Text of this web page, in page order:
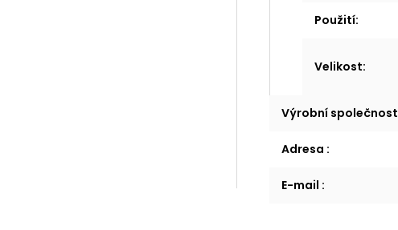
Použití:
Velikost:
Výrobní společnost
Adresa :
E-mail :